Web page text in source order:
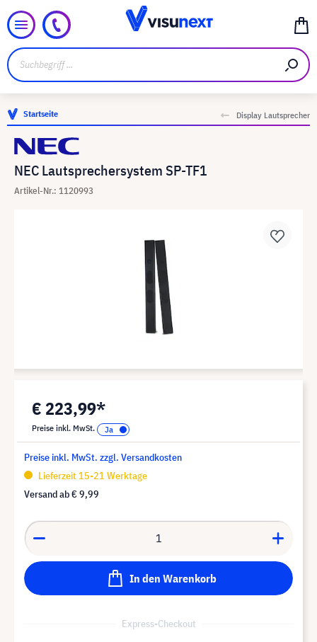
Startseite Display Lautsprecher
NEC Lautsprechersystem SP-TF1
Artikel-Nr.: 1120993
€ 223,99*
Preise inkl. MwSt.
Preise inkl. MwSt. zzgl. Versandkosten
Lieferzeit 15-21 Werktage
Versand ab€ 9,99
In den Warenkorb
Express-Checkout